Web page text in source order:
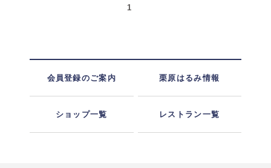
1
会員登録のご案内 栗原はるみ情報
ショップ一覧 レストラン一覧